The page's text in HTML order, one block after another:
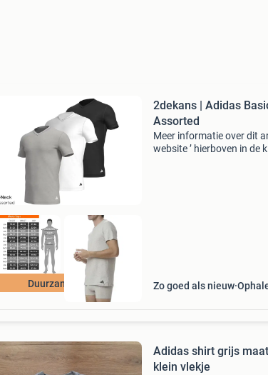
Duurzame Deal
2dekans | Adidas
Assorted
Meer informatie over dit
website ’ hierboven in de
Zo goed als nieuw
Adidas shirt grijs
klein vlekje